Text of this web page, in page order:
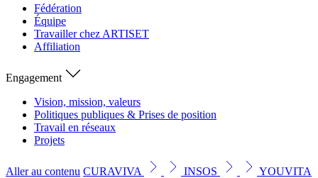
Fédération
Équipe
Travailler chez ARTISET
Affiliation
Engagement
Vision, mission, valeurs
Politiques publiques & Prises de position
Travail en réseaux
Projets
Aller au contenu CURAVIVA INSOS YOUVITA